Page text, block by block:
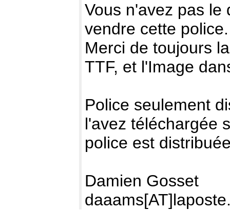
Vous n'avez pas le
vendre cette police.
Merci de toujours
TTF, et l'Image
Police seulement
l'avez téléchargée
police est
Damien Gosset